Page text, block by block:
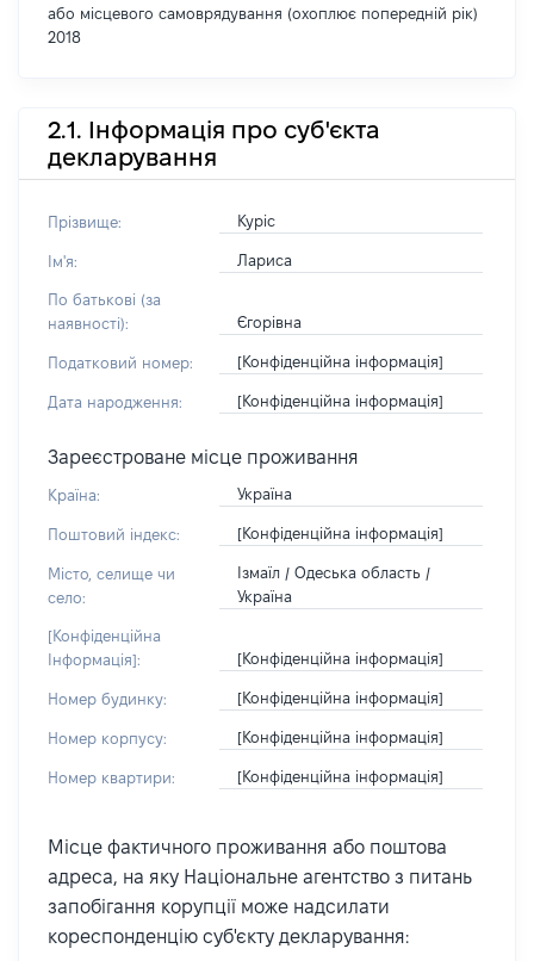
або місцевого самоврядування (охоплює попередній рік)
2018
2.1. Інформація про суб'єкта
декларування
Прізвище: Куріс
Ім'я: Лариса
По батькові (за
наявності):
Єгорівна
Податковий номер: [Конфіденційна інформація]
Дата народження: [Конфіденційна інформація]
Зареєстроване місце проживання
Країна: Україна
Поштовий індекс: [Конфіденційна інформація]
Місто, селище чи
село:
Ізмаїл / Одеська область /
Україна
[Конфіденційна
Інформація]:
[Конфіденційна інформація]
Номер будинку: [Конфіденційна інформація]
Номер корпусу: [Конфіденційна інформація]
Номер квартири: [Конфіденційна інформація]
Місце фактичного проживання або поштова
адреса, на яку Національне агентство з питань
запобігання корупції може надсилати
кореспонденцію суб'єкту декларування: